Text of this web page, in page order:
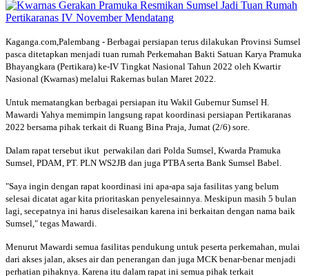
Kaganga.com,Palembang - Berbagai persiapan terus dilakukan Provinsi Sumsel
pasca ditetapkan menjadi tuan rumah Perkemahan Bakti Satuan Karya Pramuka
Bhayangkara (Pertikara) ke-IV Tingkat Nasional Tahun 2022 oleh Kwartir
Nasional (Kwarnas) melalui Rakernas bulan Maret 2022.
Untuk mematangkan berbagai persiapan itu Wakil Gubernur Sumsel H.
Mawardi Yahya memimpin langsung rapat koordinasi persiapan Pertikaranas
2022 bersama pihak terkait di Ruang Bina Praja, Jumat (2/6) sore.
Dalam rapat tersebut ikut perwakilan dari Polda Sumsel, Kwarda Pramuka
Sumsel, PDAM, PT. PLN WS2JB dan juga PTBA serta Bank Sumsel Babel.
"Saya ingin dengan rapat koordinasi ini apa-apa saja fasilitas yang belum
selesai dicatat agar kita prioritaskan penyelesainnya. Meskipun masih 5 bulan
lagi, secepatnya ini harus diselesaikan karena ini berkaitan dengan nama baik
Sumsel," tegas Mawardi.
Menurut Mawardi semua fasilitas pendukung untuk peserta perkemahan, mulai
dari akses jalan, akses air dan penerangan dan juga MCK benar-benar menjadi
perhatian pihaknya. Karena itu dalam rapat ini semua pihak terkait